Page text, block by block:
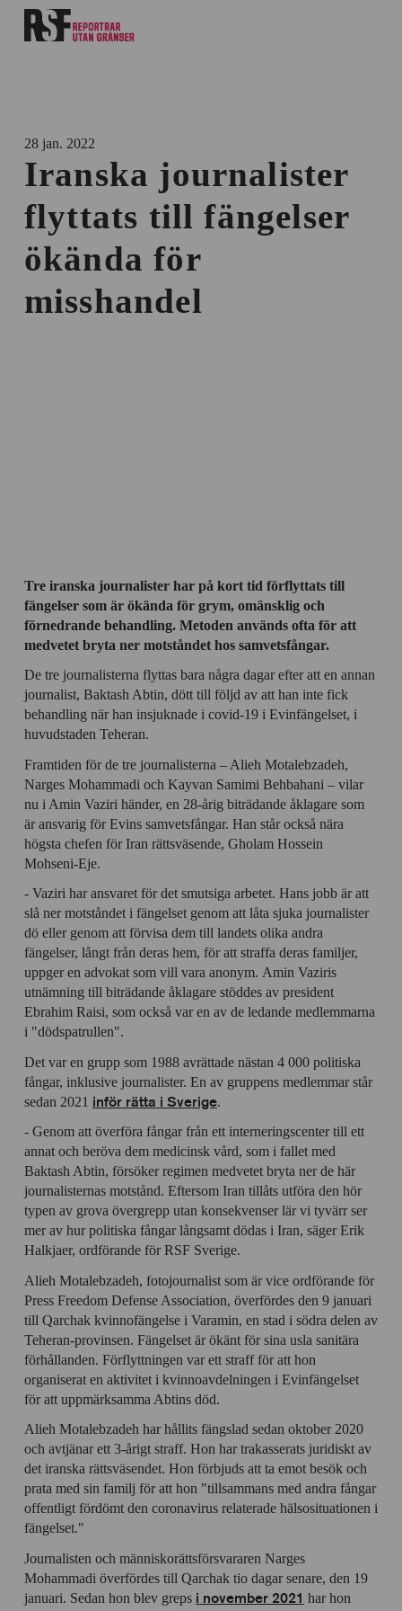
28 jan. 2022
Iranska journalister
flyttats till fängelser
ökända för
misshandel
Tre iranska journalister har på kort tid förflyttats till
fängelser som är ökända för grym, omänsklig och
förnedrande behandling. Metoden används ofta för att
medvetet bryta ner motståndet hos samvetsfångar.
De tre journalisterna flyttas bara några dagar efter att en annan
journalist, Baktash Abtin, dött till följd av att han inte fick
behandling när han insjuknade i covid-19 i Evinfängelset, i
huvudstaden Teheran.
Framtiden för de tre journalisterna – Alieh Motalebzadeh,
Narges Mohammadi och Kayvan Samimi Behbahani – vilar
nu i Amin Vaziri händer, en 28-årig biträdande åklagare som
är ansvarig för Evins samvetsfångar. Han står också nära
högsta chefen för Iran rättsväsende, Gholam Hossein
Mohseni-Eje.
- Vaziri har ansvaret för det smutsiga arbetet. Hans jobb är att
slå ner motståndet i fängelset genom att låta sjuka journalister
dö eller genom att förvisa dem till landets olika andra
fängelser, långt från deras hem, för att straffa deras familjer,
uppger en advokat som vill vara anonym. Amin Vaziris
utnämning till biträdande åklagare stöddes av president
Ebrahim Raisi, som också var en av de ledande medlemmarna
i "dödspatrullen".
Det var en grupp som 1988 avrättade nästan 4 000 politiska
fångar, inklusive journalister. En av gruppens medlemmar står
sedan 2021 inför rätta i Sverige.
- Genom att överföra fångar från ett interneringscenter till ett
annat och beröva dem medicinsk vård, som i fallet med
Baktash Abtin, försöker regimen medvetet bryta ner de här
journalisternas motstånd. Eftersom Iran tillåts utföra den hör
typen av grova övergrepp utan konsekvenser lär vi tyvärr ser
mer av hur politiska fångar långsamt dödas i Iran, säger Erik
Halkjaer, ordförande för RSF Sverige.
Alieh Motalebzadeh, fotojournalist som är vice ordförande för
Press Freedom Defense Association, överfördes den 9 januari
till Qarchak kvinnofängelse i Varamin, en stad i södra delen av
Teheran-provinsen. Fängelset är ökänt för sina usla sanitära
förhållanden. Förflyttningen var ett straff för att hon
organiserat en aktivitet i kvinnoavdelningen i Evinfängelset
för att uppmärksamma Abtins död.
Alieh Motalebzadeh har hållits fängslad sedan oktober 2020
och avtjänar ett 3-årigt straff. Hon har trakasserats juridiskt av
det iranska rättsväsendet. Hon förbjuds att ta emot besök och
prata med sin familj för att hon "tillsammans med andra fångar
offentligt fördömt den coronavirus relaterade hälsosituationen i
fängelset."
Journalisten och människorättsförsvararen Narges
Mohammadi överfördes till Qarchak tio dagar senare, den 19
januari. Sedan hon blev greps i november 2021 har hon